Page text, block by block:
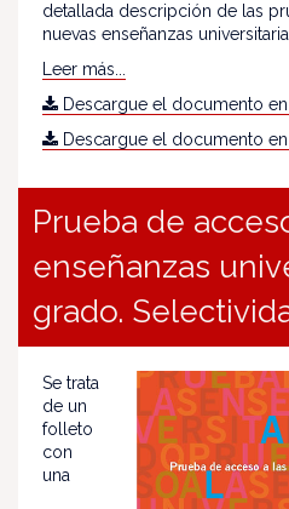
detallada descripción de las
nuevas enseñanzas
Leer más...
Descargue el documento
Descargue el documento
Prueba de
enseñanzas
grado.
Se trata
de un
folleto
con
una